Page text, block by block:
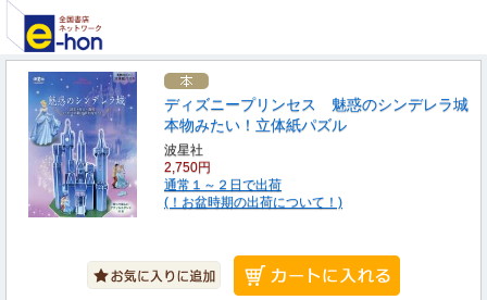
ディズニープリンセス 魅惑のシンデレラ城
本物みたい！立体紙パズル
波星社
2,750円
通常１～２日で出荷
(！お盆時期の出荷について！)